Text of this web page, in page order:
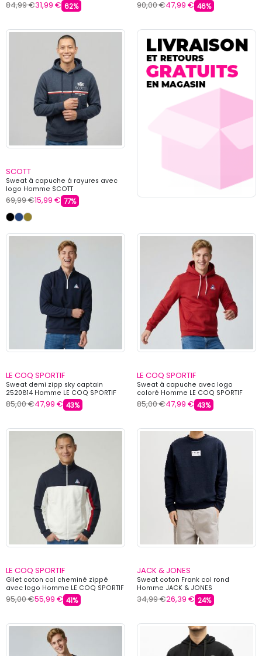
84,99 €31,99 € 62% 90,00 €47,99 € 46%
SCOTT
Sweat à capuche à rayures avec
logo Homme SCOTT
69,99 €15,99 € 77%
LE COQ SPORTIF
Sweat demi zipp sky captain
2520814 Homme LE COQ SPORTIF
85,00 €47,99 € 43%
LE COQ SPORTIF
Sweat à capuche avec logo
coloré Homme LE COQ SPORTIF
85,00 €47,99 € 43%
LE COQ SPORTIF
Gilet coton col cheminé zippé
avec logo Homme LE COQ SPORTIF
95,00 €55,99 € 41%
JACK & JONES
Sweat coton Frank col rond
Homme JACK & JONES
34,99 €26,39 € 24%